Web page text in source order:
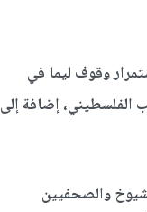
وقوف ليما في
الفلسطيني، إضافة إلى
والصحفيين